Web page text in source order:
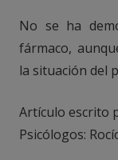
No se ha
fármaco,
la situación del
Artículo escrito
Psicólogos: